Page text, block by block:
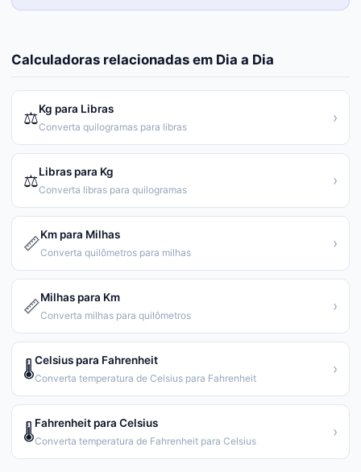
Calculadoras relacionadas em Dia a Dia
⚖️Kg para Libras
Converta quilogramas para libras
›
⚖️Libras para Kg
Converta libras para quilogramas
›
📏Km para Milhas
Converta quilômetros para milhas
›
📏Milhas para Km
Converta milhas para quilômetros
›
🌡️Celsius para Fahrenheit
Converta temperatura de Celsius para Fahrenheit
›
🌡️Fahrenheit para Celsius
Converta temperatura de Fahrenheit para Celsius
›